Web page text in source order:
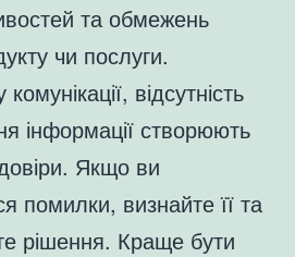
та обмежень
чи послуги.
комунікації, відсутність
інформації створюють
Якщо ви
помилки, визнайте її та
рішення. Краще бути